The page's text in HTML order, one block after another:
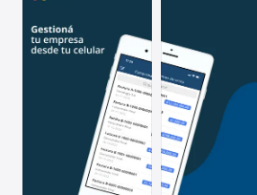
Watch